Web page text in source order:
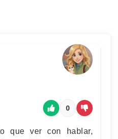
0
que ver con hablar,